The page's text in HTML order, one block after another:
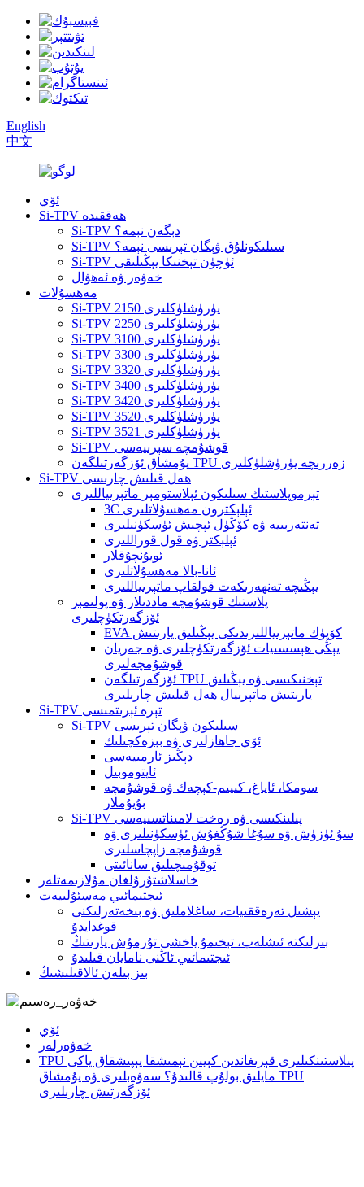
English
中文
ئۆي
Si-TPV ھەققىدە
Si-TPV دېگەن نېمە؟
Si-TPV سىلىكونلۇق ۋېگان تېرىسى نېمە؟
Si-TPV ئۈچۈن تېخنىكا يېڭىلىقى
خەۋەر ۋە ئەھۋال
مەھسۇلات
Si-TPV 2150 يۈرۈشلۈكلىرى
Si-TPV 2250 يۈرۈشلۈكلىرى
Si-TPV 3100 يۈرۈشلۈكلىرى
Si-TPV 3300 يۈرۈشلۈكلىرى
Si-TPV 3320 يۈرۈشلۈكلىرى
Si-TPV 3400 يۈرۈشلۈكلىرى
Si-TPV 3420 يۈرۈشلۈكلىرى
Si-TPV 3520 يۈرۈشلۈكلىرى
Si-TPV 3521 يۈرۈشلۈكلىرى
Si-TPV قوشۇمچە سېرىيەسى
يۇمشاق ئۆزگەرتىلگەن TPU زەررىچە يۈرۈشلۈكلىرى
Si-TPV ھەل قىلىش چارىسى
تېرموپلاستىك سىلىكون ئېلاستومېر ماتېرىياللىرى
3C ئېلېكترون مەھسۇلاتلىرى
تەنتەربىيە ۋە كۆڭۈل ئېچىش ئۈسكۈنىلىرى
ئېلېكتر ۋە قول قوراللىرى
ئويۇنچۇقلار
ئانا-بالا مەھسۇلاتلىرى
يېڭىچە تەنھەرىكەت قولقاپ ماتېرىياللىرى
پلاستىك قوشۇمچە ماددىلار ۋە پولىمېر
ئۆزگەرتكۈچلىرى
EVA كۆپۈك ماتېرىياللىرىدىكى يېڭىلىق يارىتىش
يېڭى ھېسسىيات ئۆزگەرتكۈچلىرى ۋە جەريان
قوشۇمچەلىرى
ئۆزگەرتىلگەن TPU تېخنىكىسى ۋە يېڭىلىق
يارىتىش ماتېرىيال ھەل قىلىش چارىلىرى
Si-TPV تېرە ئېرىتمىسى
Si-TPV سىلىكون ۋېگان تېرىسى
ئۆي جاھازلىرى ۋە بېزەكچىلىك
دېڭىز ئارمىيەسى
ئاپتوموبىل
سومكا، ئاياغ، كىيىم-كېچەك ۋە قوشۇمچە
بۇيۇملار
Si-TPV پىلىنكىسى ۋە رەخت لامىناتسىيەسى
سۇ ئۈزۈش ۋە سۇغا شۇڭغۇش ئۈسكۈنىلىرى ۋە
قوشۇمچە زاپچاسلىرى
توقۇمىچىلىق سانائىتى
خاسلاشتۇرۇلغان مۇلازىمەتلەر
ئىجتىمائىي مەسئۇلىيەت
يېشىل تەرەققىيات، ساغلاملىق ۋە بىخەتەرلىكنى
قوغدايدۇ
بىرلىكتە ئىشلەپ، تېخىمۇ ياخشى تۇرمۇش يارىتىڭ
ئىجتىمائىي ئاڭنى نامايان قىلىدۇ
بىز بىلەن ئالاقىلىشىڭ
ئۆي
خەۋەرلەر
TPU پىلاستىنكىلىرى قېرىغاندىن كېيىن نېمىشقا يېپىشقاق ياكى
مايلىق بولۇپ قالىدۇ؟ سەۋەبلىرى ۋە يۇمشاق TPU
ئۆزگەرتىش چارىلىرى